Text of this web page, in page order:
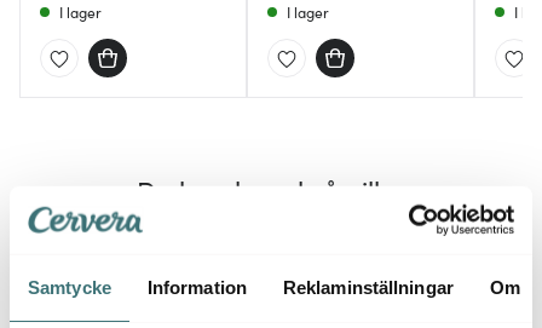
Samtycke Information Reklaminställningar Om
I lager I lager I
Du kanske också gillar